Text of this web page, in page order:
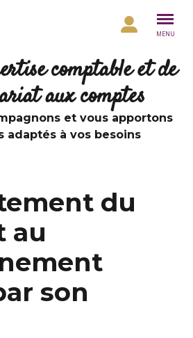
MENU
comptable et de
aux comptes
et vous apportons
adaptés à vos besoins
du
au
son